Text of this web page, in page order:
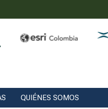
QUIÉNES SOMOS